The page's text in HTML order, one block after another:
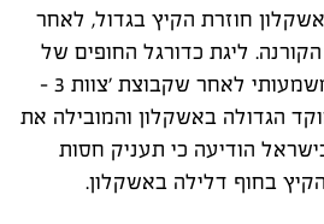
חוזרת הקיץ בגדול, לאחר
ליגת כדורגל החופים של
אשקלון מקבלת חיזוק משמעותי לאחר שקבוצת ׳צוות 3 -
הגדולה באשקלון והמובילה את
הודיעה כי תעניק חסות
בחוף דלילה באשקלון.